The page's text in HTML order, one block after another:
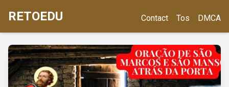
RETOEDU Contact Tos DMCA